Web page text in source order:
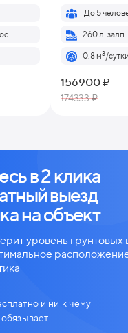
До 5
260 л.
0.8 м3/сутки
156900 ₽
174333 ₽
в 2 клика
выезд
на объект
уровень грунтовых
и ни к чему
обязывает